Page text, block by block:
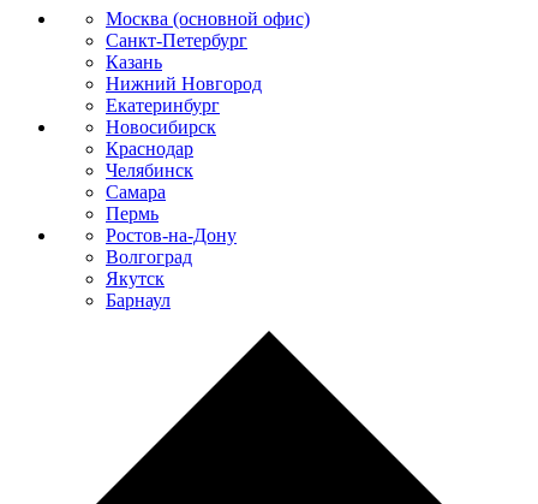
Москва (основной офис)
Санкт-Петербург
Казань
Нижний Новгород
Екатеринбург
Новосибирск
Краснодар
Челябинск
Самара
Пермь
Ростов-на-Дону
Волгоград
Якутск
Барнаул